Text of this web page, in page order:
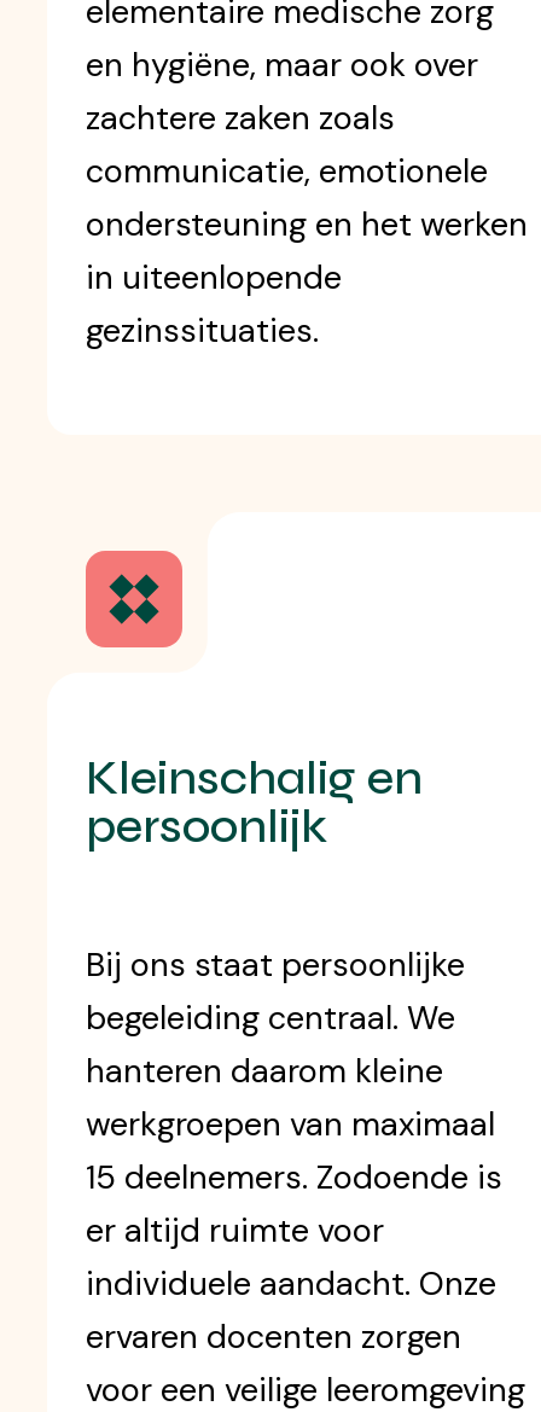
elementaire medische zorg
en hygiëne, maar ook over
zachtere zaken zoals
communicatie, emotionele
ondersteuning en het werken
in uiteenlopende
gezinssituaties.
Kleinschalig en
persoonlijk
Bij ons staat persoonlijke
begeleiding centraal. We
hanteren daarom kleine
werkgroepen van maximaal
15 deelnemers. Zodoende is
er altijd ruimte voor
individuele aandacht. Onze
ervaren docenten zorgen
voor een veilige leeromgeving